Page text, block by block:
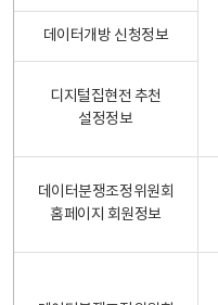
데이터개방 신청정보
디지털집현전 추천
설정정보
데이터분쟁조정위원회
홈페이지 회원정보